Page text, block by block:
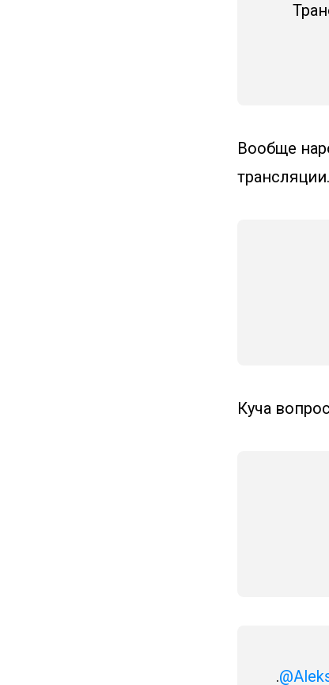
Вообще
трансляции.
Куча
.